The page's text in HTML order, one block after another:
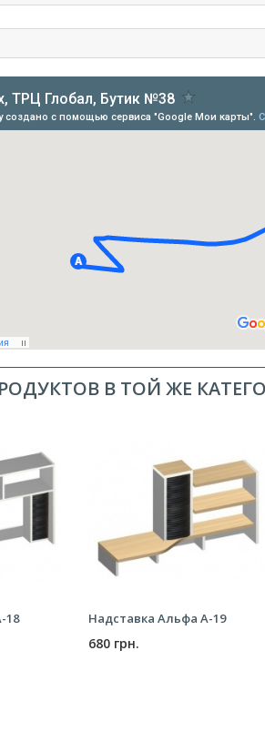
В ТОЙ ЖЕ
18 Надставка Альфа А-19
680 грн.